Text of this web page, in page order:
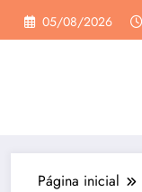
Pular
para
05/08/2026
Página inicial